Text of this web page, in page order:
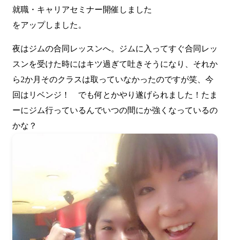
就職・キャリアセミナー開催しました
をアップしました。
夜はジムの合同レッスンへ。ジムに入ってすぐ合同レッ
スンを受けた時にはキツ過ぎて吐きそうになり、それか
ら2か月そのクラスは取っていなかったのですが笑、今
回はリベンジ！ でも何とかやり遂げられました！たま
ーにジム行っているんでいつの間にか強くなっているの
かな？